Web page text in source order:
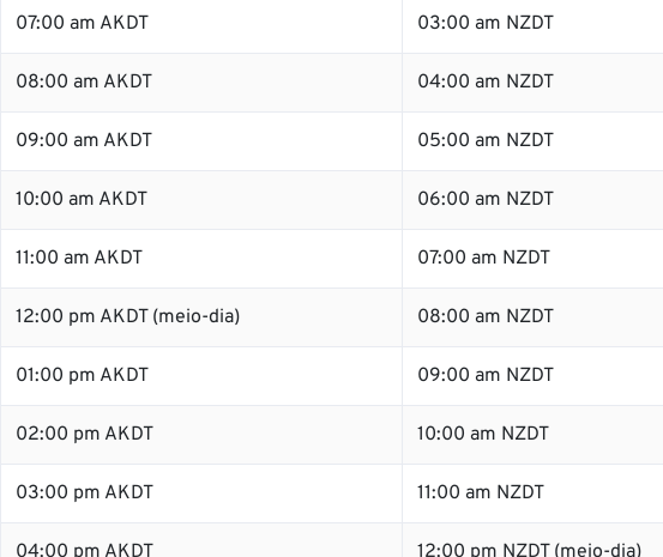
07:00 am AKDT 03:00 am NZDT
08:00 am AKDT 04:00 am NZDT
09:00 am AKDT 05:00 am NZDT
10:00 am AKDT 06:00 am NZDT
11:00 am AKDT 07:00 am NZDT
12:00 pm AKDT (meio-dia) 08:00 am NZDT
01:00 pm AKDT 09:00 am NZDT
02:00 pm AKDT 10:00 am NZDT
03:00 pm AKDT 11:00 am NZDT
04:00 pm AKDT 12:00 pm NZDT (meio-dia)